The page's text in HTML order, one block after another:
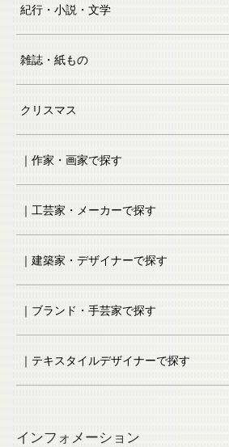
紀行・小説・文学
雑誌・紙もの
クリスマス
｜作家・画家で探す
｜工芸家・メーカーで探す
｜建築家・デザイナーで探す
｜ブランド・手芸家で探す
｜テキスタイルデザイナーで探す
インフォメーション